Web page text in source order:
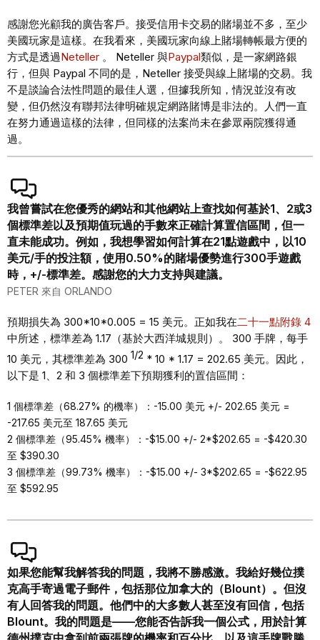
感謝您光顧我的廣告客戶。接受信用卡交易的賭場並不多，至少
美國玩家是這樣。在我看來，美國玩家向線上賭場轉帳最方便的
方式是透過Neteller 。 Neteller 與Paypal類似，是一家網路銀
行，但與 Paypal 不同的是，Neteller 接受與線上賭場的交易。我
不是談論合法性問題的最佳人選，但據我所知，情況並沒有改
變，但仍然沒有聯邦法律明確規定網路賭博是非法的。人們一直
在努力通過這樣的法律，但同樣的法案尚未在參眾兩院獲得通
過。
我曾嘗試在您優秀的網站和其他網站上查找如何基於1、2或3
個標準差以及預期值玩過的手數來正確計算置信區間，但一
直未能成功。例如，我想學習如何計算在21點遊戲中，以10
美元/手的投注額，使用0.50%的賭場優勢進行300手遊戲
時，+/-標準差。感謝您的大力支持與建議。
PETER 來自 ORLANDO
預期損失為 300*10*0.005 = 15 美元。正如我在二十一點附錄 4
中所述，標準差為 1.17（基於大西洋城規則）。 300 手牌，每手
10 美元，其標準差為 300 1/2 * 10 * 1.17 = 202.65 美元。因此，
以下是 1、2 和 3 個標準差下預期獲利的置信區間：
1 個標準差（68.27% 的機率）：-15.00 美元 +/- 202.65 美元 =
-217.65 美元至 187.65 美元
2 個標準差（95.45% 機率）：-$15.00 +/- 2*$202.65 = -$420.30
至 $390.30
3 個標準差（99.73% 機率）：-$15.00 +/- 3*$202.65 = -$622.95
至 $592.95
如果您能幫我解答我的問題，我將不勝感激。我給好幾位撲
克高手寄過電子郵件，包括那位加拿大的（Blount）。但沒
有人回答我的問題。他們中的大多數人甚至沒有回信，包括
Blount。我的問題是——您能否告訴我一個公式，用於計算